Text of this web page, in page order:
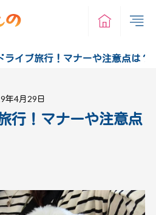
ライブ旅行！マナーや注意点は？
年4月29日
行！マナーや注意点